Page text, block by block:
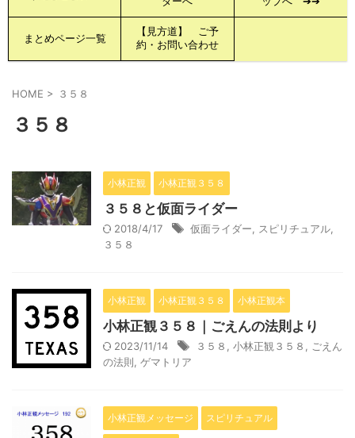
まとめページ一覧
【見方道】 ご予
約・お問い合わせ
HOME > ３５８
３５８
小林正観 小林正観３５８
３５８と仮面ライダー
2018/4/17 仮面ライダー スピリチュアル
３５８
小林正観 小林正観３５８ 小林正観本
小林正観３５８｜ごえんの法則より
2023/11/14 ３５８ 小林正観３５８
ごえん
の法則 ゲマトリア
小林正観メッセージ スピリチュアル